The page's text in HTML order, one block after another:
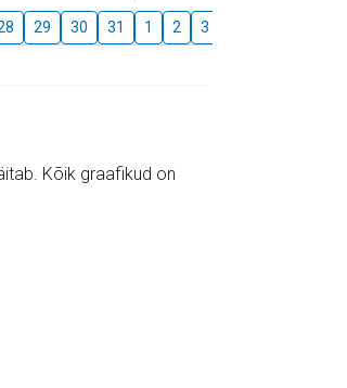
29 30 31 1 2 3
Kõik graafikud on